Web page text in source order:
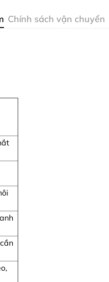
Chính sách vận chuyển